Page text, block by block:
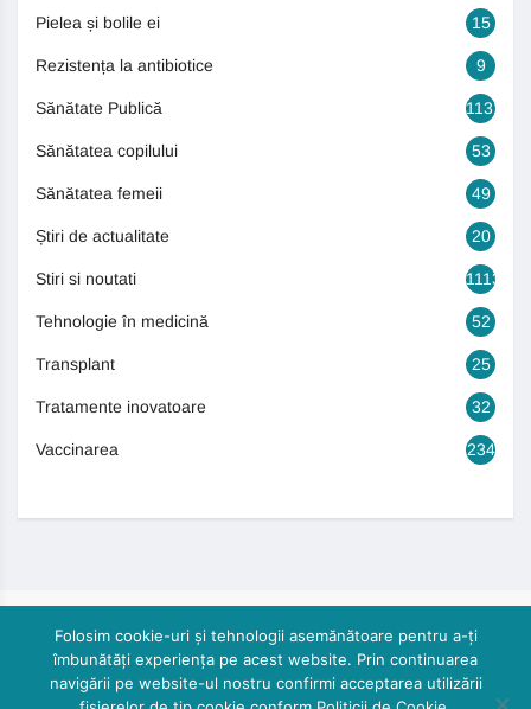
Pielea și bolile ei 15
Rezistența la antibiotice 9
Sănătate Publică 1131
Sănătatea copilului 53
Sănătatea femeii 49
Știri de actualitate 20
Stiri si noutati 1113
Tehnologie în medicină 52
Transplant 25
Tratamente inovatoare 32
Vaccinarea 234
Folosim cookie-uri și tehnologii asemănătoare pentru a-ți
îmbunătăți experiența pe acest website. Prin continuarea
navigării pe website-ul nostru confirmi acceptarea utilizării